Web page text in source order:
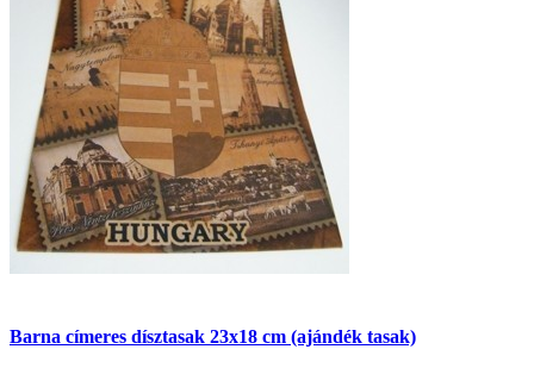
Barna címeres dísztasak 23x18 cm (ajándék tasak)